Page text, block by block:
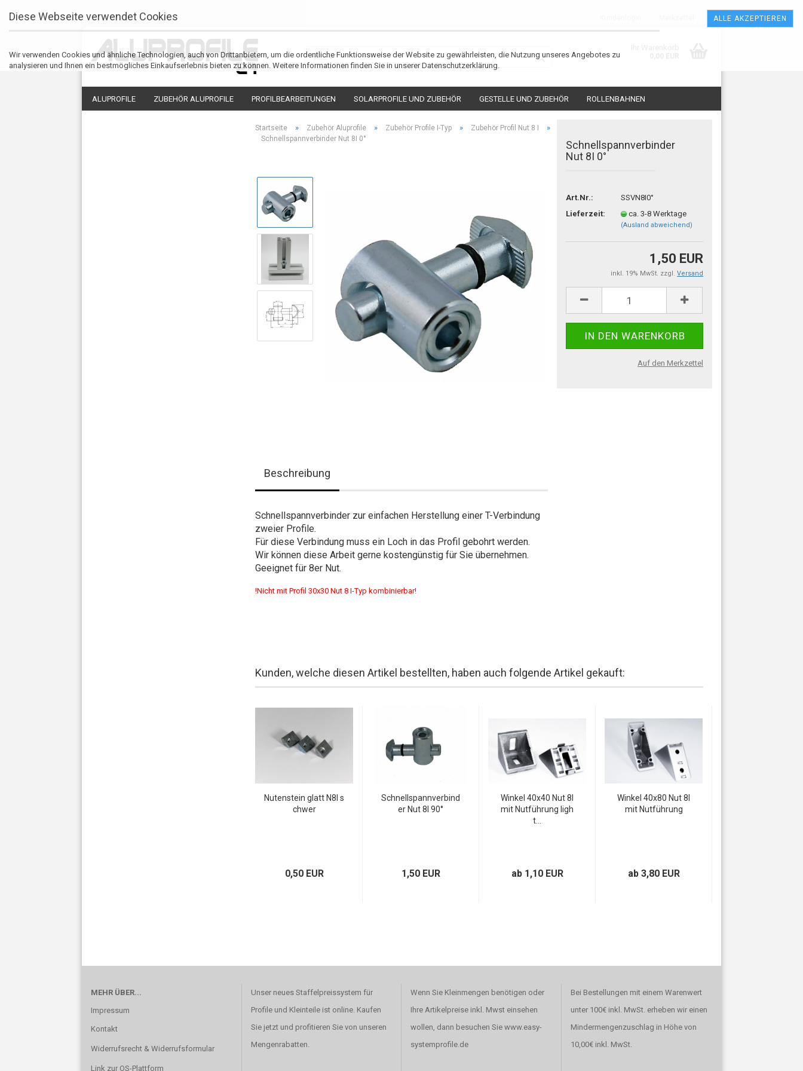
Alle
Diese Webseite verwendet Cookies
Wir verwenden Cookies und ähnliche Technologien, auch von Drittanbietern, um die ordentliche Funktionsweise der Website zu gewährleisten, die Nutzung unseres Angebotes zu
analysieren und Ihnen ein bestmögliches Einkaufserlebnis bieten zu können. Weitere Informationen finden Sie in unserer Datenschutzerklärung.
ALLE AKZEPTIEREN
ALUPROFILE ZUBEHÖR ALUPROFILE PROFILBEARBEITUNGEN SOLARPROFILE UND ZUBEHÖR GESTELLE UND ZUBEHÖR ROLLENBAHNEN
Startseite » Zubehör Aluprofile » Zubehör Profile I-Typ » Zubehör Profil Nut 8 I »
Schnellspannverbinder Nut 8I 0°
Schnellspannverbinder
Nut 8I 0°
Art.Nr.:
SSVN8I0°
Lieferzeit:
ca. 3-8 Werktage
(Ausland abweichend)
1,50 EUR
inkl. 19% MwSt. zzgl. Versand
Auf den Merkzettel
Beschreibung
Schnellspannverbinder zur einfachen Herstellung einer T-Verbindung
zweier Profile.
Für diese Verbindung muss ein Loch in das Profil gebohrt werden.
Wir können diese Arbeit gerne kostengünstig für Sie übernehmen.
Geeignet für 8er Nut.
!Nicht mit Profil 30x30 Nut 8 I-Typ kombinierbar!
Kunden, welche diesen Artikel bestellten, haben auch folgende Artikel gekauft:
Nutenstein glatt N8I s
chwer
0,50 EUR
Schnellspannverbind
er Nut 8I 90°
1,50 EUR
Winkel 40x40 Nut 8I
mit Nutführung ligh
t...
ab 1,10 EUR
Winkel 40x80 Nut 8I
mit Nutführung
ab 3,80 EUR
MEHR ÜBER...
Impressum
Kontakt
Widerrufsrecht & Widerrufsformular
Link zur OS-Plattform
Unser neues Staffelpreissystem für
Profile und Kleinteile ist online. Kaufen
Sie jetzt und profitieren Sie von unseren
Mengenrabatten.
Wenn Sie Kleinmengen benötigen oder
Ihre Artikelpreise inkl. Mwst einsehen
wollen, dann besuchen Sie www.easy-
systemprofile.de
Bei Bestellungen mit einem Warenwert
unter 100€ inkl. MwSt. erheben wir einen
Mindermengenzuschlag in Höhe von
10,00€ inkl. MwSt.